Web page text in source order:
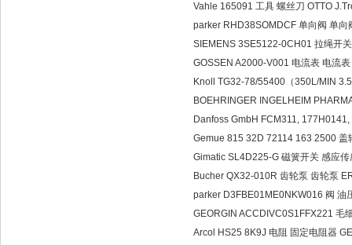
Vahle 165091 工具 螺丝刀 OTTO
parker RHD38SOMDCF 单向阀 单
SIEMENS 3SE5122-0CH01 拉绳开
GOSSEN A2000-V001 电流表 电流
Knoll TG32-78/55400（350L/MIN
BOEHRINGER INGELHEIM
Danfoss GmbH FCM311,
Gemue 815 32D 72114 163 2500
Gimatic SL4D225-G 磁簧开关 感应
Bucher QX32-010R 齿轮泵 齿轮泵
parker D3FBE01ME0NKW016 阀 油
GEORGIN ACCDIVC0S1FFX221 毛
Arcol HS25 8K9J 电阻 固定电阻器